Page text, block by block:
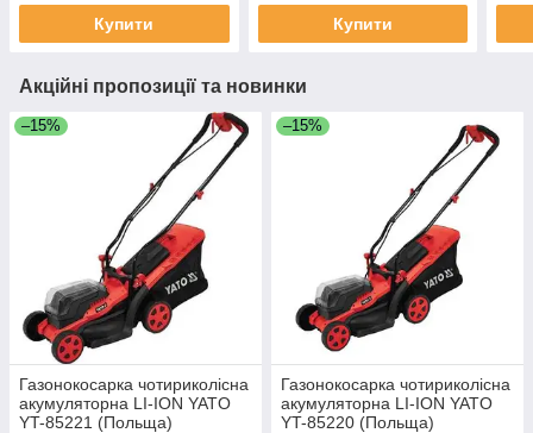
Купити Купити
Акційні пропозиції та новинки
–15%
Газонокосарка чотириколісна
акумуляторна LI-ION YATO
YT-85221 (Польща)
–15%
Газонокосарка чотириколісна
акумуляторна LI-ION YATO
YT-85220 (Польща)